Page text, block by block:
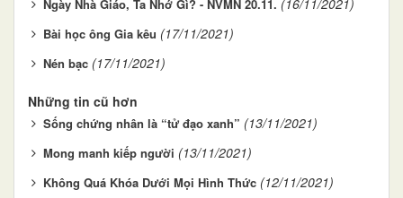
Ngày Nhà Giáo, Ta Nhớ Gì? - NVMN 20.11. (16/11/2021)
Bài học ông Gia kêu (17/11/2021)
Nén bạc (17/11/2021)
Những tin cũ hơn
Sống chứng nhân là “tử đạo xanh” (13/11/2021)
Mong manh kiếp người (13/11/2021)
Không Quá Khóa Dưới Mọi Hình Thức (12/11/2021)